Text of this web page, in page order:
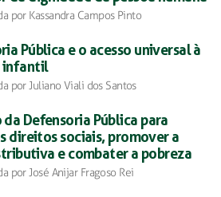
por Kassandra Campos Pinto
Pública e o acesso universal à
infantil
por Juliano Viali dos Santos
Defensoria Pública para
direitos sociais, promover a
e combater a pobreza
por José Anijar Fragoso Rei